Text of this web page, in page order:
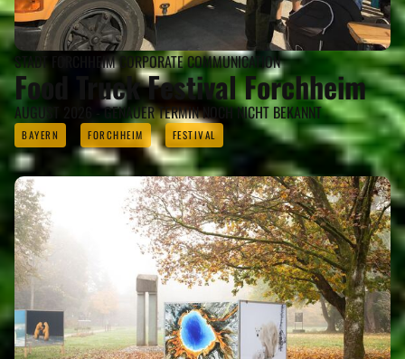
STADT FORCHHEIM CORPORATE COMMUNICATION
Food Truck Festival Forchheim
AUGUST 2026 - GENAUER TERMIN NOCH NICHT BEKANNT
BAYERN FORCHHEIM FESTIVAL